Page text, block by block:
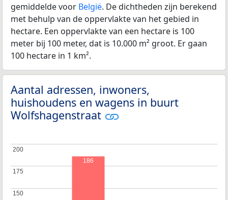
gemiddelde voor België. De dichtheden zijn berekend
met behulp van de oppervlakte van het gebied in
hectare. Een oppervlakte van een hectare is 100
meter bij 100 meter, dat is 10.000 m² groot. Er gaan
100 hectare in 1 km².
Aantal adressen, inwoners,
huishoudens en wagens in buurt
Wolfshagenstraat
150
150
175
175
200
200
186